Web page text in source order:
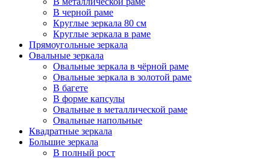
В черной раме
Круглые зеркала 80 см
Круглые зеркала в раме
Прямоугольные зеркала
Овальные зеркала
Овальные зеркала в чёрной раме
Овальные зеркала в золотой раме
В багете
В форме капсулы
Овальные в металлической раме
Овальные напольные
Квадратные зеркала
Большие зеркала
В полный рост